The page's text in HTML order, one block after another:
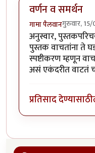
वर्णन व समर्थन
गामा पैलवानगुरुवार,
अनुस्वार,
पुस्तक वाचतांना ते
स्पष्टीकरण म्हणून
असं एकंदरीत वाटतं
प्रतिसाद देण्यासाठी